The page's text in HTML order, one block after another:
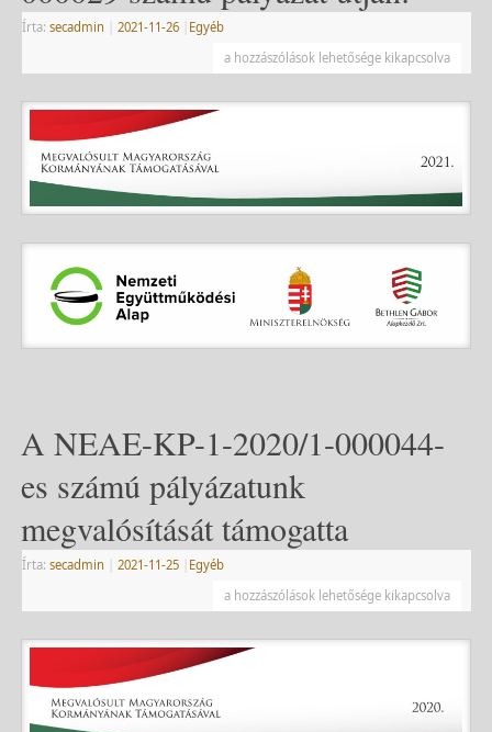
Írta: secadmin 2021-11-26
Egyéb
a hozzászólások lehetősége kikapcsolva
A NEAE-KP-1-2020/1-000044-
es számú pályázatunk
megvalósítását támogatta
Írta: secadmin 2021-11-25
Egyéb
a hozzászólások lehetősége kikapcsolva